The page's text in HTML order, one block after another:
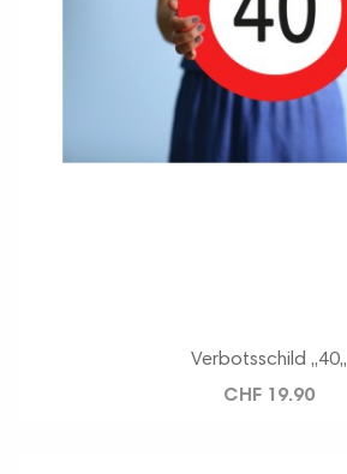
Verbotsschild ,,40,,
CHF 19.90